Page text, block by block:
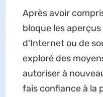
Après avoir
bloque les
d'Internet ou de
exploré des
autoriser à
fais confiance à la